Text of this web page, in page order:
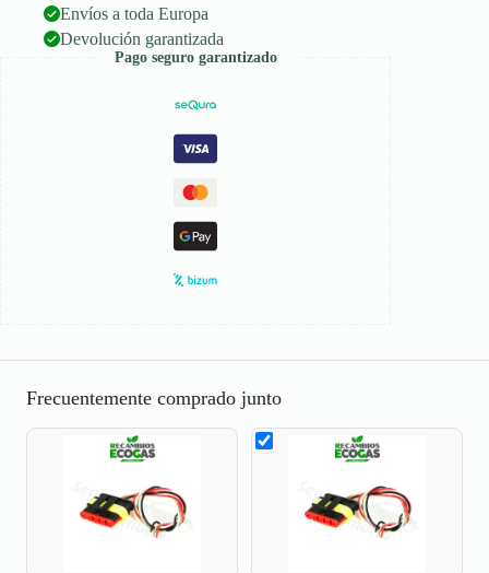
Envíos a toda Europa
Devolución garantizada
Pago seguro garantizado
Frecuentemente comprado junto